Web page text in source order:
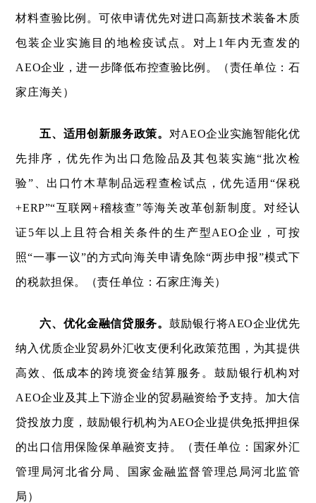
材料查验比例。可依申请优先对进口高新技术装备木质
包装企业实施目的地检疫试点。对上1年内无查发的
AEO企业，进一步降低布控查验比例。（责任单位：石
家庄海关）
五、适用创新服务政策。 对AEO企业实施智能化优
先排序，优先作为出口危险品及其包装实施“批次检
验”、出口竹木草制品远程查检试点，优先适用“保税
+ERP”“互联网+稽核查”等海关改革创新制度。对经认
证5年以上且符合相关条件的生产型AEO企业，可按
照“一事一议”的方式向海关申请免除“两步申报”模式下
的税款担保。（责任单位：石家庄海关）
六、优化金融信贷服务。 鼓励银行将AEO企业优先
纳入优质企业贸易外汇收支便利化政策范围，为其提供
高效、低成本的跨境资金结算服务。鼓励银行机构对
AEO企业及其上下游企业的贸易融资给予支持。加大信
贷投放力度，鼓励银行机构为AEO企业提供免抵押担保
的出口信用保险保单融资支持。（责任单位：国家外汇
管理局河北省分局、国家金融监督管理总局河北监管
局）